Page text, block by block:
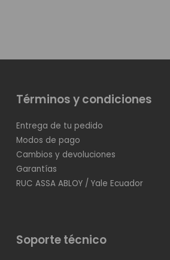
Términos y condiciones
Entrega de tu pedido
Modos de pago
Cambios y devoluciones
Garantías
RUC ASSA ABLOY / Yale Ecuador
Soporte técnico